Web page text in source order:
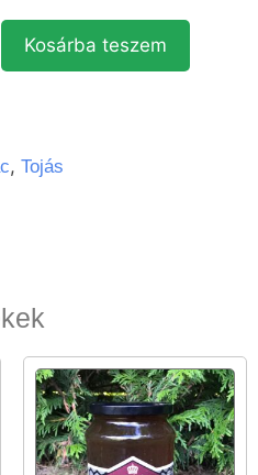
Kosárba teszem
, Tojás